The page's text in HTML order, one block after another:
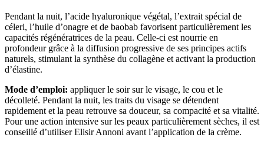
Pendant la nuit, l’acide hyaluronique végétal, l’extrait spécial de
céleri, l’huile d’onagre et de baobab favorisent particulièrement les
capacités régénératrices de la peau. Celle-ci est nourrie en
profondeur grâce à la diffusion progressive de ses principes actifs
naturels, stimulant la synthèse du collagène et activant la production
d’élastine.
Mode d’emploi: appliquer le soir sur le visage, le cou et le
décolleté. Pendant la nuit, les traits du visage se détendent
rapidement et la peau retrouve sa douceur, sa compacité et sa vitalité.
Pour une action intensive sur les peaux particulièrement sèches, il est
conseillé d’utiliser Elisir Annoni avant l’application de la crème.